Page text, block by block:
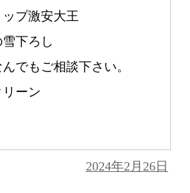
プ激安大王
下ろし
でもご相談下さい。
ーン
投
2024年2月26日